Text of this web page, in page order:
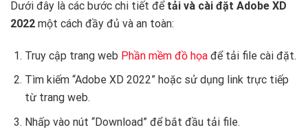
Dưới đây là các bước chi tiết để tải và cài đặt Adobe XD
2022 một cách đầy đủ và an toàn:
Truy cập trang web Phần mềm đồ họađể tải file cài đặt.
Tìm kiếm “Adobe XD 2022” hoặc sử dụng link trực tiếp
từ trang web.
Nhấp vào nút “Download” để bắt đầu tải file.